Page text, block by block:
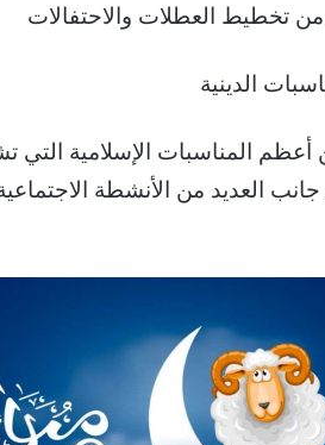
تخطيط العطلات والاحتفالات
الدينية
المناسبات الإسلامية التي
العديد من الأنشطة